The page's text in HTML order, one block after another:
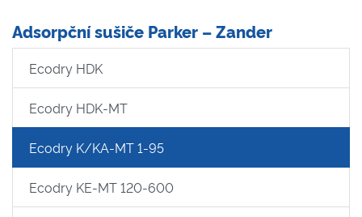
Adsorpční sušiče Parker – Zander
Ecodry HDK
Ecodry HDK-MT
Ecodry K/KA-MT 1-95
Ecodry KE-MT 120-600